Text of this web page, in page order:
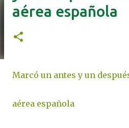
aérea española
Marcó un antes y un
aérea española